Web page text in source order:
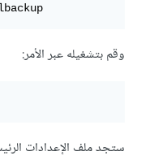
وقم بتشغيله عبر الأمر: